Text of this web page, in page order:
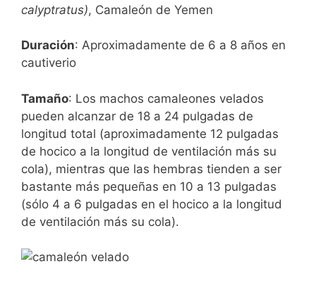
calyptratus), Camaleón de Yemen
Duración: Aproximadamente de 6 a 8 años en
cautiverio
Tamaño: Los machos camaleones velados
pueden alcanzar de 18 a 24 pulgadas de
longitud total (aproximadamente 12 pulgadas
de hocico a la longitud de ventilación más su
cola), mientras que las hembras tienden a ser
bastante más pequeñas en 10 a 13 pulgadas
(sólo 4 a 6 pulgadas en el hocico a la longitud
de ventilación más su cola).